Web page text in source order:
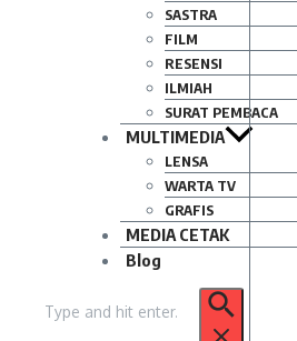
SASTRA
FILM
RESENSI
ILMIAH
SURAT PEMBACA
MULTIMEDIA
LENSA
WARTA TV
GRAFIS
MEDIA CETAK
Blog
untuk: